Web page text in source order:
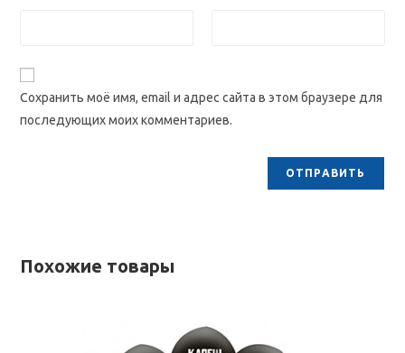
Сохранить моё имя, email и адрес сайта в этом браузере для
последующих моих комментариев.
Похожие товары